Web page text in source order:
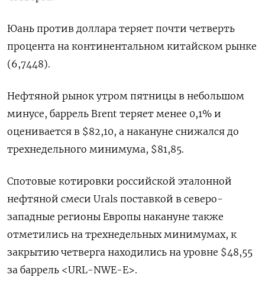
Юань против доллара теряет почти четверть
процента на континентальном китайском рынке
(6,7448).
Нефтяной рынок утром пятницы в небольшом
минусе, баррель Brent теряет менее 0,1% и
оценивается в $82,10, а накануне снижался до
трехнедельного минимума, $81,85.
Спотовые котировки российской эталонной
нефтяной смеси Urals поставкой в северо-
западные регионы Европы накануне также
отметились на трехнедельных минимумах, к
закрытию четверга находились на уровне $48,55
за баррель <URL-NWE-E>.